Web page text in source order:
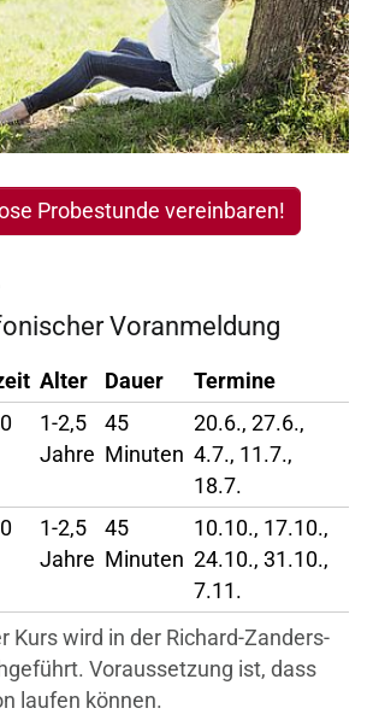
Probestunde vereinbaren!
Voranmeldung
Kurs wird in der Richard-Zanders-
Voraussetzung ist, dass
laufen können.
Alter Dauer
Termine
1-2,5
Jahre
45
Minuten
20.6., 27.6.,
4.7., 11.7.,
18.7.
1-2,5
Jahre
45
Minuten
10.10., 17.10.,
24.10., 31.10.,
7.11.